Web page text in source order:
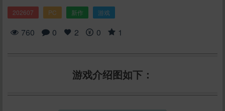
202607 PC 新作 游戏
760 0 2 0 1
游戏介绍图如下：